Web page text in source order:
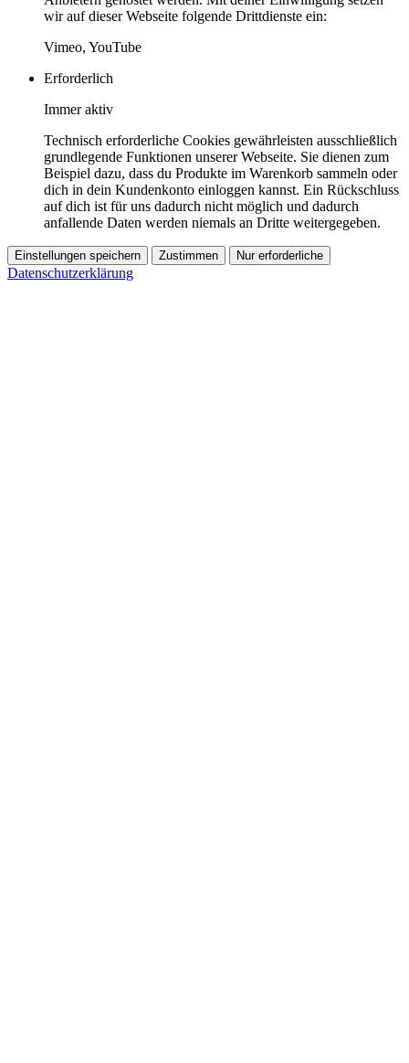
wir auf dieser Webseite folgende Drittdienste ein:
Vimeo, YouTube
Erforderlich
Immer aktiv
Technisch erforderliche Cookies gewährleisten ausschließlich
grundlegende Funktionen unserer Webseite. Sie dienen zum
Beispiel dazu, dass du Produkte im Warenkorb sammeln oder
dich in dein Kundenkonto einloggen kannst. Ein Rückschluss
auf dich ist für uns dadurch nicht möglich und dadurch
anfallende Daten werden niemals an Dritte weitergegeben.
Einstellungen speichern Zustimmen Nur erforderliche
Datenschutzerklärung